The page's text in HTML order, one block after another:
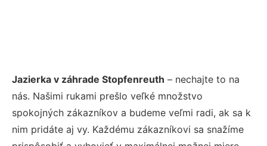
Jazierka v záhrade Stopfenreuth – nechajte to na
nás. Našimi rukami prešlo veľké množstvo
spokojných zákazníkov a budeme veľmi radi, ak sa k
nim pridáte aj vy. Každému zákazníkovi sa snažíme